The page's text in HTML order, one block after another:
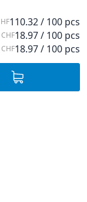
110.32 / 100 pcs
CHF18.97 / 100 pcs
CHF18.97 / 100 pcs